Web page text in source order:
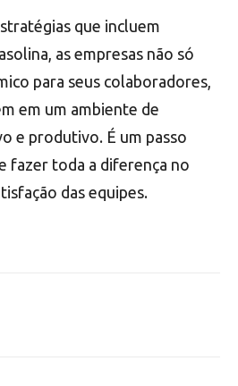
que incluem
as empresas não só
para seus colaboradores,
em um ambiente de
e produtivo. É um passo
fazer toda a diferença no
das equipes.